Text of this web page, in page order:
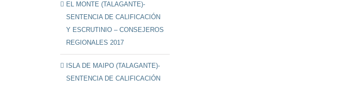
EL MONTE (TALAGANTE)-
SENTENCIA DE CALIFICACIÓN
Y ESCRUTINIO – CONSEJEROS
REGIONALES 2017
ISLA DE MAIPO (TALAGANTE)-
SENTENCIA DE CALIFICACIÓN